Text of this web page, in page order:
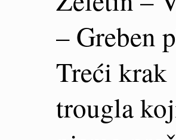
– Greben
Treći krak
trougla